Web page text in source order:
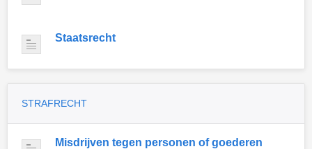
Staatsrecht
STRAFRECHT
Misdrijven tegen personen of goederen